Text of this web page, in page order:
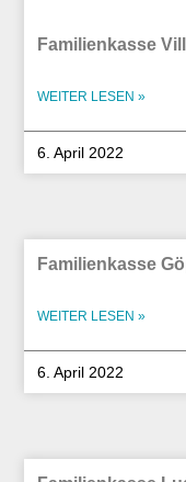
Familienkasse
WEITER LESEN »
6. April 2022
Familienkasse
WEITER LESEN »
6. April 2022